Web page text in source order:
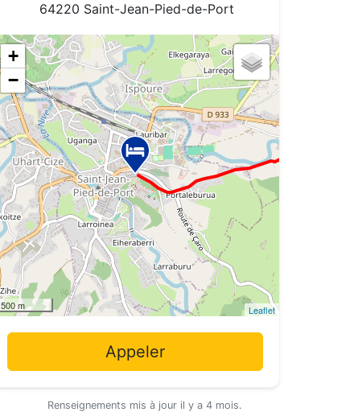
64220 Saint-Jean-Pied-de-Port
+
−
500 m Leaflet
Appeler
Renseignements mis à jour il y a 4 mois.